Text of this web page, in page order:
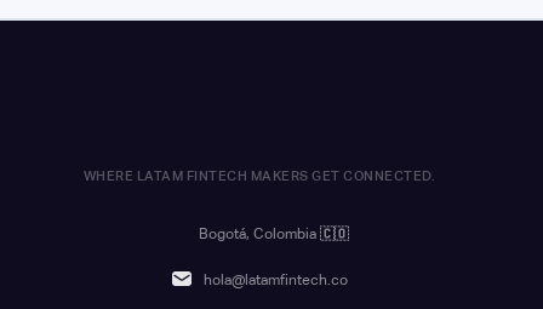
WHERE LATAM FINTECH MAKERS GET CONNECTED.
Bogotá, Colombia 🇨🇴
hola@latamfintech.co